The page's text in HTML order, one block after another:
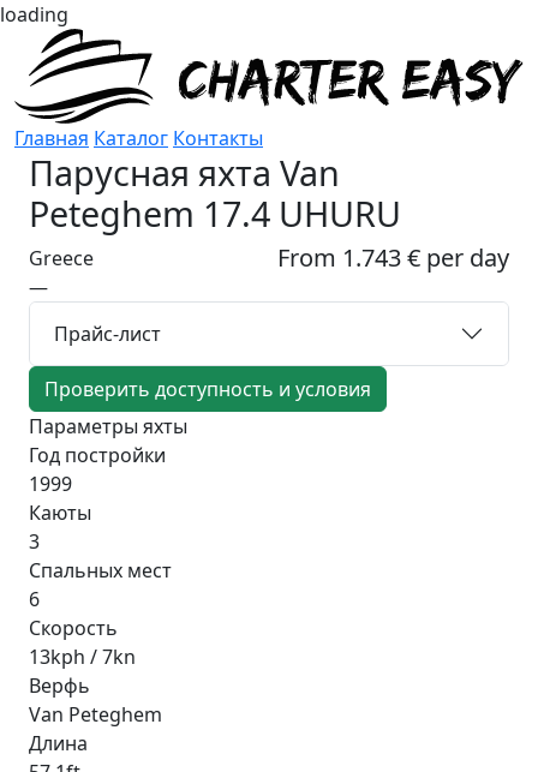
loading
Главная Каталог Контакты
Парусная яхта Van
Peteghem 17.4 UHURU
From 1.743 € per day
Greece
—
Прайс-лист
Проверить доступность и условия
Параметры яхты
Год постройки
1999
Каюты
3
Спальных мест
6
Скорость
13kph / 7kn
Верфь
Van Peteghem
Длина